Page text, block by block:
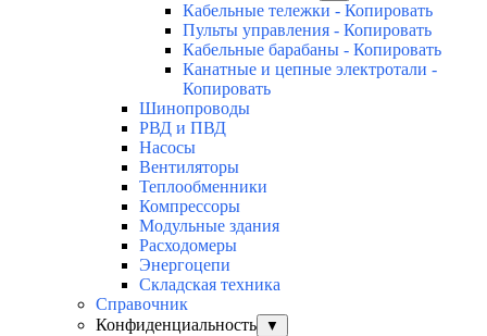
Кабельные тележки - Копировать
Пульты управления - Копировать
Кабельные барабаны - Копировать
Канатные и цепные электротали -
Копировать
Шинопроводы
РВД и ПВД
Насосы
Вентиляторы
Теплообменники
Компрессоры
Модульные здания
Расходомеры
Энергоцепи
Складская техника
Справочник
Конфиденциальность
▼